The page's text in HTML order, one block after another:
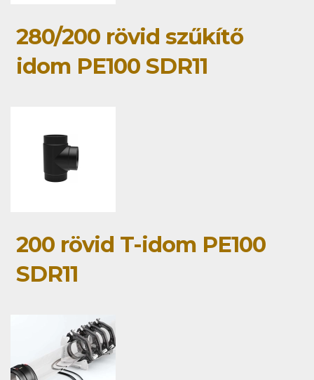
280/200 rövid szűkítő
idom PE100 SDR11
200 rövid T-idom PE100
SDR11